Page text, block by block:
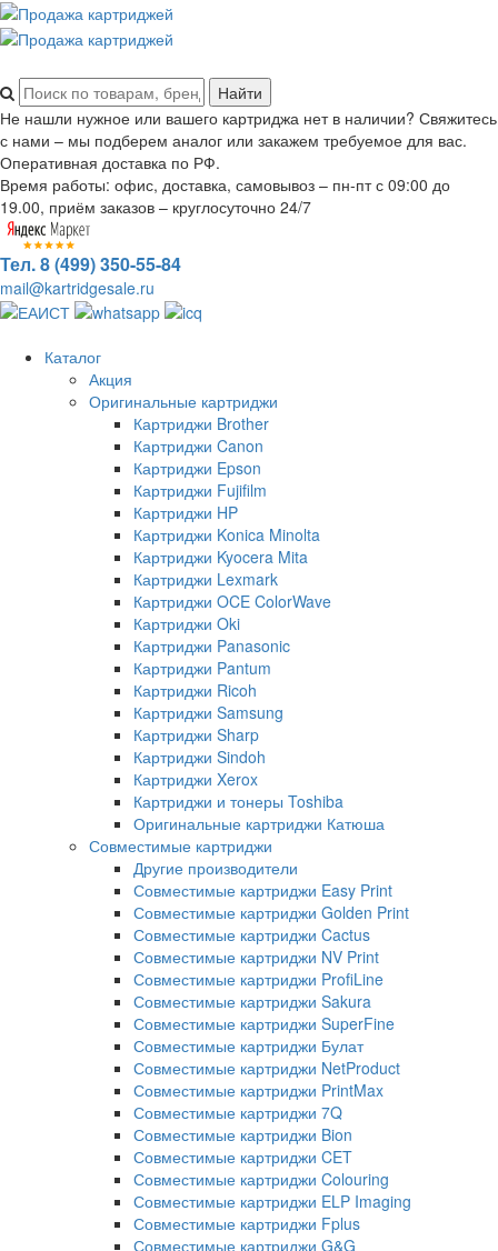
Не нашли нужное или вашего картриджа нет в наличии? Свяжитесь
с нами – мы подберем аналог или закажем требуемое для вас.
Оперативная доставка по РФ.
Время работы: офис, доставка, самовывоз – пн-пт с 09:00 до
19.00, приём заказов – круглосуточно 24/7
Тел. 8 (499) 350-55-84
mail@kartridgesale.ru
Каталог
Акция
Оригинальные картриджи
Картриджи Brother
Картриджи Canon
Картриджи Epson
Картриджи Fujifilm
Картриджи HP
Картриджи Konica Minolta
Картриджи Kyocera Mita
Картриджи Lexmark
Картриджи OCE ColorWave
Картриджи Oki
Картриджи Panasonic
Картриджи Pantum
Картриджи Ricoh
Картриджи Samsung
Картриджи Sharp
Картриджи Sindoh
Картриджи Xerox
Картриджи и тонеры Toshiba
Оригинальные картриджи Катюша
Совместимые картриджи
Другие производители
Совместимые картриджи Easy Print
Совместимые картриджи Golden Print
Совместимые картриджи Cactus
Совместимые картриджи NV Print
Совместимые картриджи ProfiLine
Совместимые картриджи Sakura
Совместимые картриджи SuperFine
Совместимые картриджи Булат
Совместимые картриджи NetProduct
Совместимые картриджи PrintMax
Совместимые картриджи 7Q
Совместимые картриджи Bion
Совместимые картриджи CET
Совместимые картриджи Colouring
Совместимые картриджи ELP Imaging
Совместимые картриджи Fplus
Совместимые картриджи G&G